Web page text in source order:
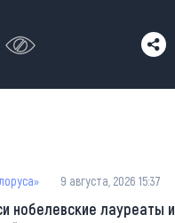
9 августа, 2026 15:37
нобелевские лауреаты и